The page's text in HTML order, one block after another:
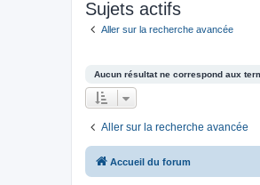
Sujets actifs
Aller sur la recherche avancée
Aucun résultat ne correspond aux
Aller sur la recherche avancée
Accueil du forum